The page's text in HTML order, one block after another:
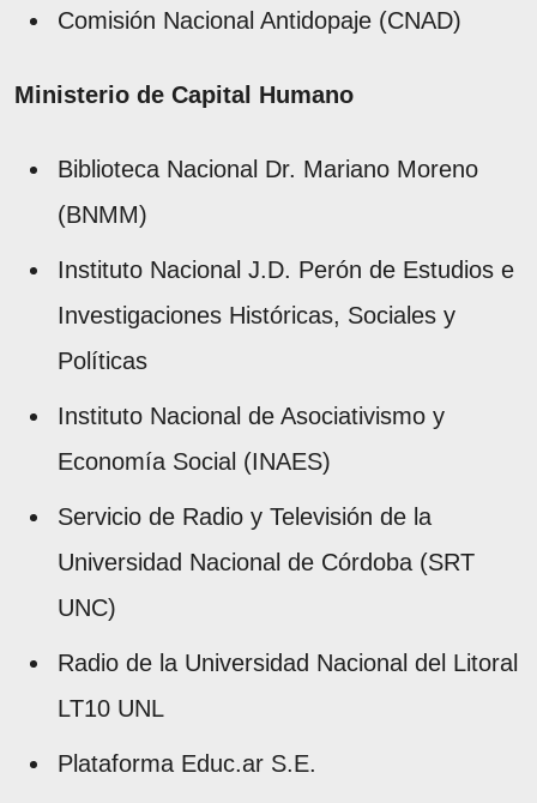
Comisión Nacional Antidopaje (CNAD)
Ministerio de Capital Humano
Biblioteca Nacional Dr. Mariano Moreno
(BNMM)
Instituto Nacional J.D. Perón de Estudios e
Investigaciones Históricas, Sociales y
Políticas
Instituto Nacional de Asociativismo y
Economía Social (INAES)
Servicio de Radio y Televisión de la
Universidad Nacional de Córdoba (SRT
UNC)
Radio de la Universidad Nacional del Litoral
LT10 UNL
Plataforma Educ.ar S.E.